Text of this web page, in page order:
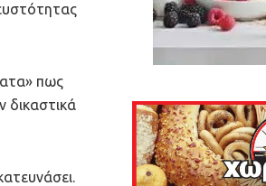
πως
δικαστικά